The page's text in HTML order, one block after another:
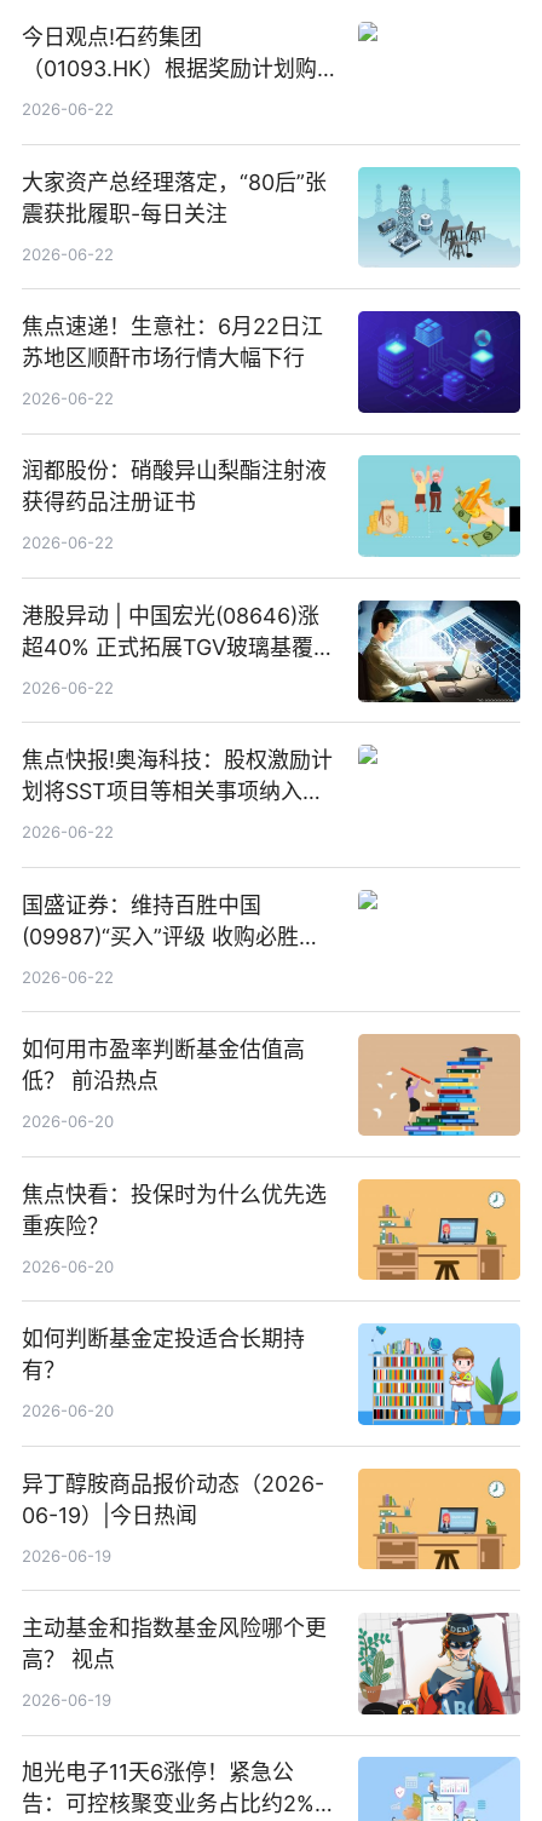
今日观点!石药集团
（01093.HK）根据奖励计划购
回580万股
2026-06-22
大家资产总经理落定，“80后”张
震获批履职-每日关注
2026-06-22
焦点速递！生意社：6月22日江
苏地区顺酐市场行情大幅下行
2026-06-22
润都股份：硝酸异山梨酯注射液
获得药品注册证书
2026-06-22
港股异动 | 中国宏光(08646)涨
超40% 正式拓展TGV玻璃基覆铜
板新材料业务
2026-06-22
焦点快报!奥海科技：股权激励计
划将SST项目等相关事项纳入专
项业务发展考核指标
2026-06-22
国盛证券：维持百胜中国
(09987)“买入”评级 收购必胜客
中国增厚利润加速成长 信息
2026-06-22
如何用市盈率判断基金估值高
低？ 前沿热点
2026-06-20
焦点快看：投保时为什么优先选
重疾险？
2026-06-20
如何判断基金定投适合长期持
有？
2026-06-20
异丁醇胺商品报价动态（2026-
06-19）|今日热闻
2026-06-19
主动基金和指数基金风险哪个更
高？ 视点
2026-06-19
旭光电子11天6涨停！紧急公
告：可控核聚变业务占比约2%！